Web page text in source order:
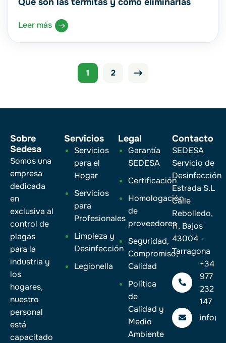
Leer más
1 2
Sobre
Sedesa
Somos una
empresa
dedicada
en
exclusiva al
control de
plagas
para la
industria y
los
hogares,
nuestro
personal
está
capacitado
Servicios
Servicios
para el
Hogar
Servicios
para
Profesionales
Limpieza y
Desinfección
Legionella
Legal
Garantía
SEDESA
Certificación
Homologación
de
proveedores
Seguridad,
Compromiso,
Calidad
Política
de
Calidad y
Medio
Ambiente
Contacto
SEDESA
Servicio de
Desinfección
Estrada S.L
Calle
Rebolledo,
11, Bajos
43004 –
Tarragona
+34
977
232
147